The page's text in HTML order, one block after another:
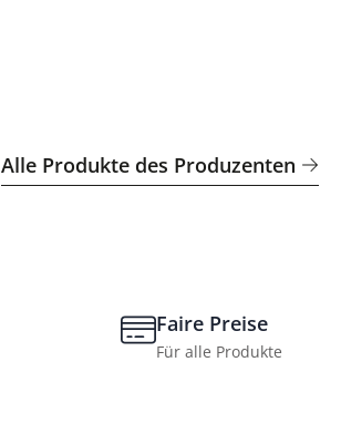
Alle Produkte des Produzenten
Faire Preise
Für alle Produkte